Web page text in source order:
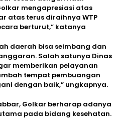
mengapresiasi atas
atas terus diraihnya WTP
berturut,” katanya
daerah bisa seimbang dan
Salah satunya Dinas
memberikan pelayanan
tempat pembuangan
dengan baik,” ungkapnya.
Golkar berharap adanya
pada bidang kesehatan.